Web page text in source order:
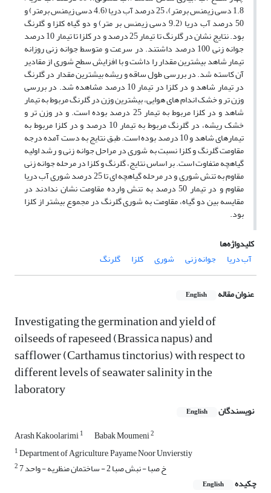
1.8 دسی زیمنس برمتر)، 25 درصد آب دریا (4.6 دسی زیمنس برمتر) و
50 درصد آب دریا (9.2 دسی زیمنس بر متر) و دو گیاه کلزا و گلرنگ
بود. نتایج نشان در گلرنگ تا تیمار 25 درصد و در کلزا تا تیمار 10 درصد
جوانه زنی 100 درصد داشتند. در سرعت و متوسط جوانه زنی روزانه
تیمار شاهد بیشترین مقدار را داشت و با افزایش سطح شوری از مقادیر
آن کاسته شد. در بررسی طول ساقه و ریشه بیشترین مقدار در گلرنگ
در تیمار شاهد و در کلزا در تیمار 10 درصد مشاهده شد. در بررسی
وزن تر و خشک اندام های هوایی، بیشترین وزن در گلرنگ مربوط به تیمار
شاهد و در کلزا مربوط به تیمار 25 درصد بوده است. و در وزن تر و
خشک ریشه، در گلرنگ مربوط به تیمار 10 درصد و در کلزا مربوط به
تیمارهای شاهد و 10 درصد بوده است. طبق نتایج به دست آمده درجه
مقاومت گلرنگ و کلزا نسبت به شوری در مراحل جوانه زنی و رشد اولیه
گیاهچه متفاوت است. بر اساس نتایج، گلرنگ و کلزا در مرحله جوانه زنی
مقاوم به تنش شوری و در مرحله گیاهچه ای تا 25 درصد شوری آب دریا
مقاوم و در تیمار 50 درصد به تنش وارده مقاومت نشان ندادند در
مقایسه بین دو گیاه، مقاومت به شوری گلرنگ در مجموع بیشتر از کلزا
بود.
کلیدواژه‌ها
آب دریا
جوانه زنی شوری کلزا گلرنگ
عنوان مقاله English
Investigating the germination and yield of
oilseeds of rapeseed (Brassica napus) and
safflower (Carthamus tinctorius) with respect to
different levels of seawater salinity in the
laboratory
نویسندگان English
Arash Kakoolarimi1 Babak Moumeni2
1Department of Agriculture, Payame Noor Unvierstiy
2
خ صبا - نبش صبا 2 - ساختمان منظریه - واحد 7
چکیده
English